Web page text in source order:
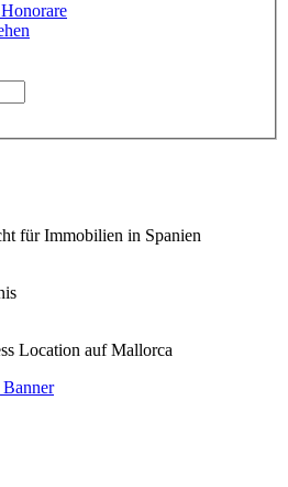
für Immobilien in Spanien
Location auf Mallorca